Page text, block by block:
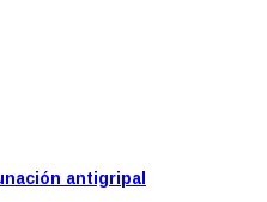
antigripal